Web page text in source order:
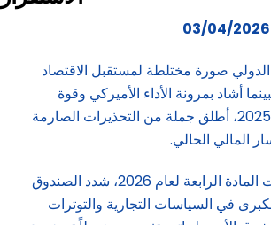
صورة مختلطة لمستقبل الاقتصاد
أشاد بمرونة الأداء الأميركي وقوة
الإنتاجية خلال عام 2025، أطلق جملة من التحذيرات الصارمة
المالي الحالي.
وفي ختام مشاورات المادة الرابعة لعام 2026، شدد الصندوق
في السياسات التجارية والتوترات